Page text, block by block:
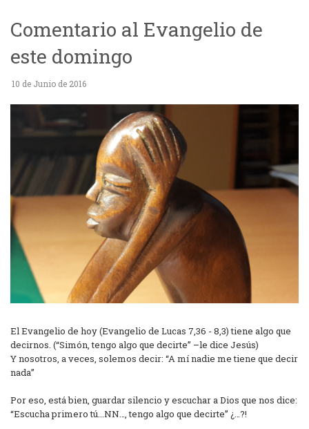
Comentario al Evangelio de
este domingo
10 de Junio de 2016
El Evangelio de hoy (Evangelio de Lucas 7,36 - 8,3) tiene algo que
decirnos. (“Simón, tengo algo que decirte” –le dice Jesús)
Y nosotros, a veces, solemos decir: “A mí nadie me tiene que decir
nada”
Por eso, está bien, guardar silencio y escuchar a Dios que nos dice:
“Escucha primero tú...NN…, tengo algo que decirte” ¿…?!